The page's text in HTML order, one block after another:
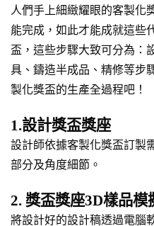
人們手上細緻耀眼的客製化
能完成，如此才能成就這些
盃，這些步驟大致可分為：
具、鑄造半成品、精修等步
製化獎盃的生產全過程吧！
1.設計獎盃獎座
設計師依據客製化獎盃訂製
部分及角度細節。
2. 獎盃獎座3D樣品模
將設計好的設計稿透過電腦